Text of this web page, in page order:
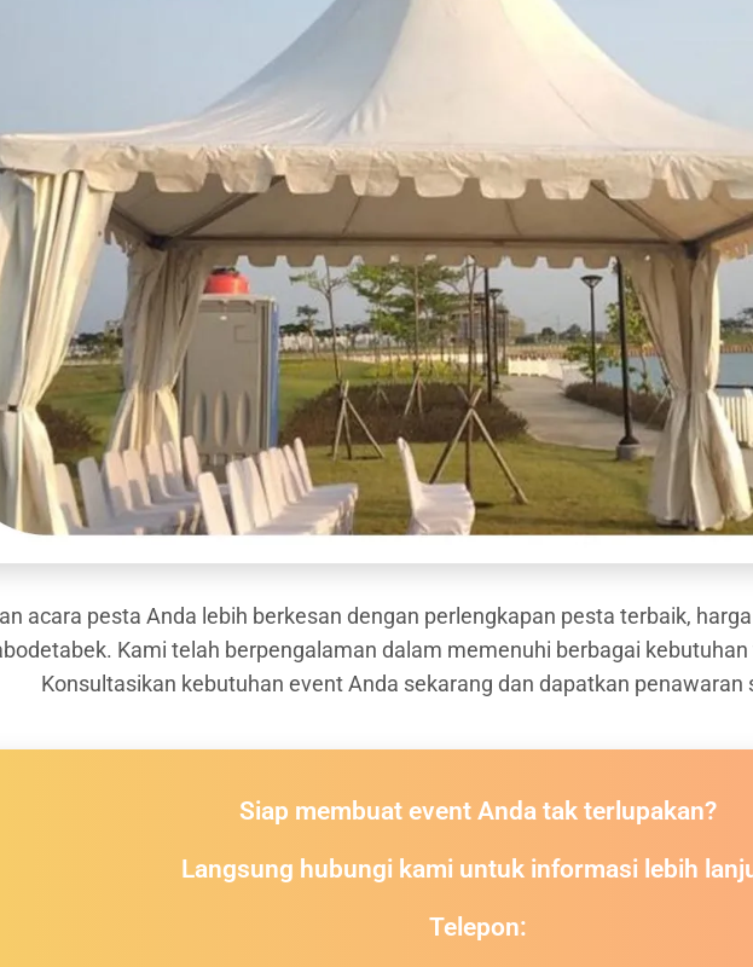
acara pesta Anda lebih berkesan dengan perlengkapan pesta terbaik,
Kami telah berpengalaman dalam memenuhi berbagai
Konsultasikan kebutuhan event Anda sekarang dan dapatkan penawaran
Siap membuat event Anda tak terlupakan?
Langsung hubungi kami untuk informasi lebih
Telepon: